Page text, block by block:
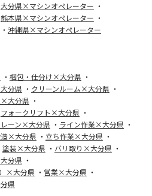
大分県×マシンオペレーター
熊本県×マシンオペレーター
沖縄県×マシンオペレーター
梱包・仕分け×大分県
分県
クリーンルーム×大分県
×大分県
フォークリフト×大分県
ーン×大分県
ライン作業×大分県
×大分県
立ち作業×大分県
塗装×大分県
バリ取り×大分県
分県
×大分県
営業×大分県
県